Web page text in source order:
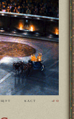
Щ У Т К А С Т « Г О